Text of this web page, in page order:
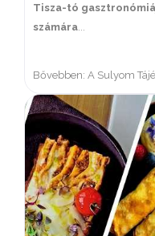
Tisza-tó
számára
Bővebben: A Sulyom